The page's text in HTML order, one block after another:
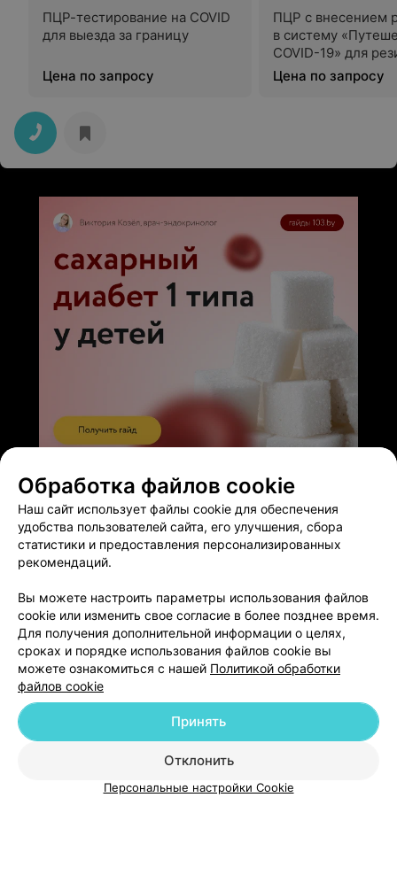
ПЦР-тестирование на COVID
для выезда за границу
Цена по запросу
ПЦР с внесением
в систему
COVID-19» для
Цена по запросу
Добавить специалиста
О проекте Новости проекта
Размещение рекламы
Медицинский маркетинг
Публичный договор
Пользовательское соглашение
Способы оплаты
Обработка файлов cookie
Наш сайт использует файлы cookie для обеспечения
удобства пользователей сайта, его улучшения, сбора
статистики и предоставления персонализированных
рекомендаций.
Вы можете настроить параметры использования файлов
cookie или изменить свое согласие в более позднее время.
Для получения дополнительной информации о целях,
сроках и порядке использования файлов cookie вы
можете ознакомиться с нашей Политикой обработки
файлов cookie
Отклонить
Принять
Персональные настройки Cookie